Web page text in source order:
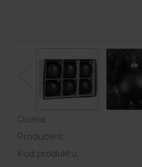
Ocena:
Producent:
Kod produktu: